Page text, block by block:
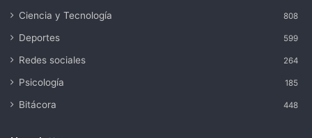
Ciencia y Tecnología 808
Deportes 599
Redes sociales 264
Psicología 185
Bitácora 448